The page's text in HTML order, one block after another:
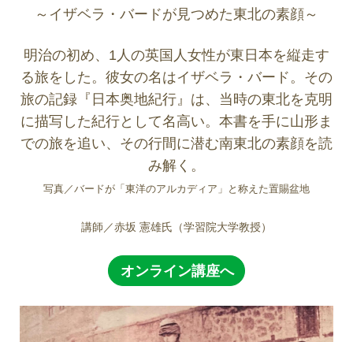
～イザベラ・バードが見つめた東北の素顔～
明治の初め、1人の英国人女性が東日本を縦走す
る旅をした。彼女の名はイザベラ・バード。その
旅の記録『日本奥地紀行』は、当時の東北を克明
に描写した紀行として名高い。本書を手に山形ま
での旅を追い、その行間に潜む南東北の素顔を読
み解く。
写真／バードが「東洋のアルカディア」と称えた置賜盆地
講師／赤坂 憲雄氏（学習院大学教授）
オンライン講座へ